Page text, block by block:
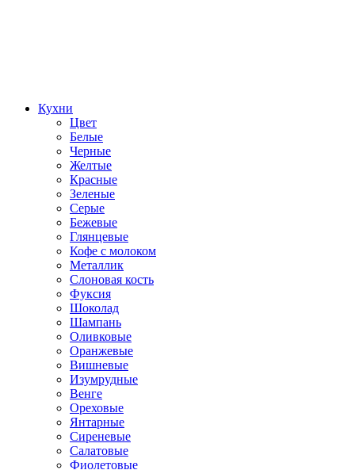
Кухни
Цвет
Белые
Черные
Желтые
Красные
Зеленые
Серые
Бежевые
Глянцевые
Кофе с молоком
Металлик
Слоновая кость
Фуксия
Шоколад
Шампань
Оливковые
Оранжевые
Вишневые
Изумрудные
Венге
Ореховые
Янтарные
Сиреневые
Салатовые
Фиолетовые